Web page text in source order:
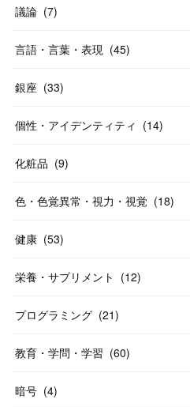
議論 (7)
言語・言葉・表現 (45)
銀座 (33)
個性・アイデンティティ (14)
化粧品 (9)
色・色覚異常・視力・視覚 (18)
健康 (53)
栄養・サプリメント (12)
プログラミング (21)
教育・学問・学習 (60)
暗号 (4)